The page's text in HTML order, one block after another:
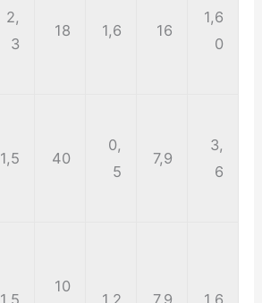
2,
3
18 1,6 16
1,6
0
1,5 40
0,
5
7,9
3,
6
1,5
10
1,2 7,9 1,6